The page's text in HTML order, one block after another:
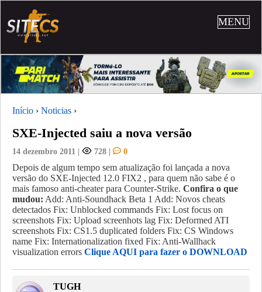
MENU
Início › Noticias ›
SXE-Injected saiu a nova versão
14 dezembro 2011 | 728 | 0
Depois de algum tempo sem atualização foi lançada a nova
versão do SXE-Injected 12.0 FIX2 , para quem não sabe é o
mais famoso anti-cheater para Counter-Strike. Confira o que
mudou: Add: Anti-Soundhack Beta 1 Add: Novos cheats
detectados Fix: Unblocked commands Fix: Lost focus on
screenshots Fix: Upload screenhots lag Fix: Deformed ATI
screenshots Fix: CS1.5 duplicated folders Fix: CS Windows
name Fix: Internationalization fixed Fix: Anti-Wallhack
visualization errors Clique AQUI para fazer o DOWNLOAD
TUGH